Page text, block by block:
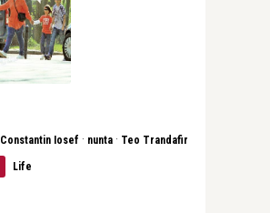
Constantin Iosef · nunta · Teo Trandafir
Life